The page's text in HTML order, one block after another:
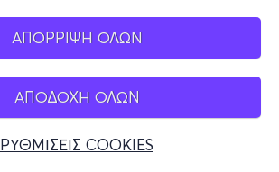
ΑΠΟΡΡΙΨΗ ΟΛΩΝ
ΑΠΟΔΟΧΗ ΟΛΩΝ
ΡΥΘΜΙΣΕΙΣ COOKIES